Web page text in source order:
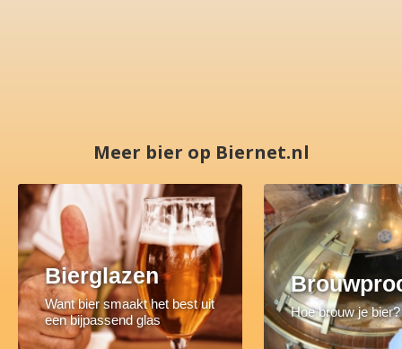
Meer bier op Biernet.nl
Bierglazen
Want bier smaakt het best uit
een bijpassend glas
Hoe brouw je bier?